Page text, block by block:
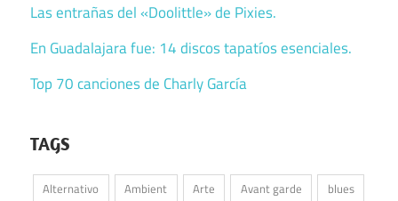
Las entrañas del «Doolittle» de Pixies.
En Guadalajara fue: 14 discos tapatíos esenciales.
Top 70 canciones de Charly García
TAGS
Alternativo Ambient Arte Avant garde
blues